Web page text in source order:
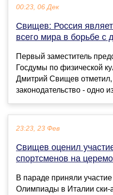
00:23, 06 Дек
Свищев: Россия
всего мира в борьбе с
Первый заместитель
Госдумы по физической
Дмитрий Свищев отметил,
законодательство - одно
23:23, 23 Фев
Свищев оценил
спортсменов на
В параде приняли
Олимпиады в Италии ски-